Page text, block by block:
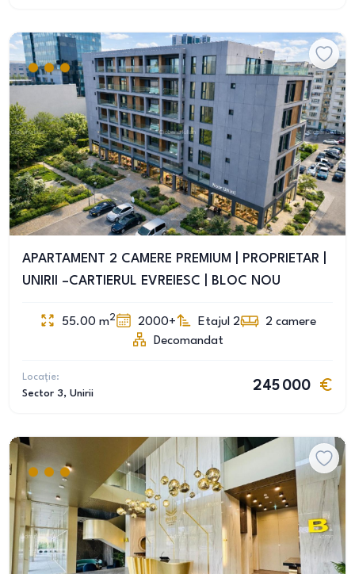
APARTAMENT 2 CAMERE PREMIUM | PROPRIETAR |
UNIRII –CARTIERUL EVREIESC | BLOC NOU
55.00 m2 2000+ Etajul 2 2 camere
Decomandat
Locație:
Sector 3, Unirii
245 000